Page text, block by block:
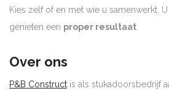
Kies zelf of en met wie u samenwerkt.
genieten een proper resultaat.
Over ons
P&B Construct is als stukadoorsbedrijf